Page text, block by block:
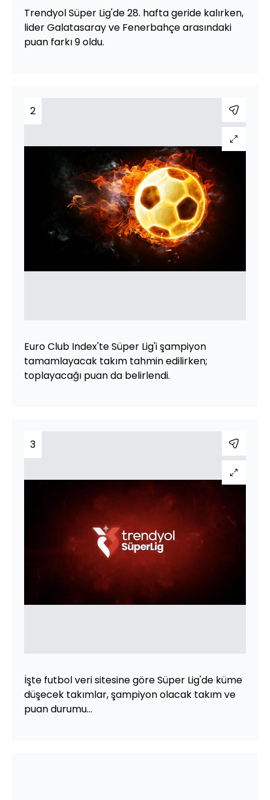
Trendyol Süper Lig'de 28. hafta geride kalırken,
lider Galatasaray ve Fenerbahçe arasındaki
puan farkı 9 oldu.
2
Euro Club Index'te Süper Lig'i şampiyon
tamamlayacak takım tahmin edilirken;
toplayacağı puan da belirlendi.
3
İşte futbol veri sitesine göre Süper Lig'de küme
düşecek takımlar, şampiyon olacak takım ve
puan durumu...